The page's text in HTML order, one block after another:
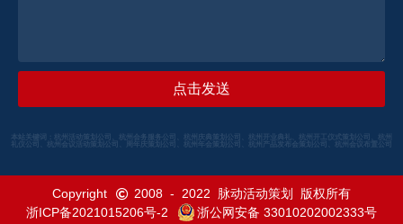
点击发送
本站关键词：杭州活动策划公司、杭州会务服务公司、杭州庆典策划公司、杭州开业典礼、杭州开工仪式策划公司、杭州
礼仪公司、杭州会议活动策划公司、周年庆策划公司、杭州年会策划公司、杭州产品发布会策划公司、杭州会议布置公司
Copyright 2008 - 2022 脉动活动策划
版权所有
浙ICP备2021015206号-2
浙公网安备 33010202002333号